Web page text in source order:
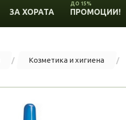
ЗА ХОРАТА ПРОМОЦИИ!
ДО 15%
Козметика и хигиена